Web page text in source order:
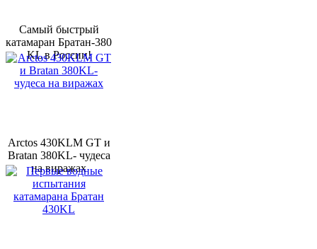
Самый быстрый
катамаран Братан-380
KL в России!
Arctos 430KLM GT и
Bratan 380KL- чудеса
на виражах